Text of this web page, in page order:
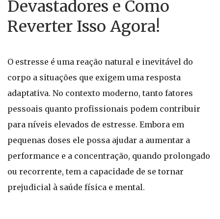
Devastadores e Como
Reverter Isso Agora!
O estresse é uma reação natural e inevitável do
corpo a situações que exigem uma resposta
adaptativa. No contexto moderno, tanto fatores
pessoais quanto profissionais podem contribuir
para níveis elevados de estresse. Embora em
pequenas doses ele possa ajudar a aumentar a
performance e a concentração, quando prolongado
ou recorrente, tem a capacidade de se tornar
prejudicial à saúde física e mental.